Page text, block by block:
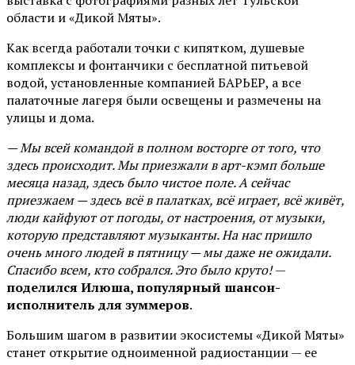
области и «Дикой Мяты».
Как всегда работали точки с кипятком, душевые
комплексы и фонтанчики с бесплатной питьевой
водой, установленные компанией БАРЬЕР, а все
палаточные лагеря были освещены и размечены на
улицы и дома.
— Мы всей командой в полном восторге от того, что
здесь происходит. Мы приезжали в арт-кэмп больше
месяца назад, здесь было чистое поле. А сейчас
приезжаем — здесь всё в палатках, всё играет, всё живёт,
люди кайфуют от погоды, от настроения, от музыки,
которую представляют музыканты. На нас пришло
очень много людей в пятницу — мы даже не ожидали.
Спасибо всем, кто собрался. Это было круто!—
поделился Илюша, популярный шансон-
исполнитель для зуммеров.
Большим шагом в развитии экосистемы «Дикой Мяты»
станет открытие одноименной радиостанции — ее